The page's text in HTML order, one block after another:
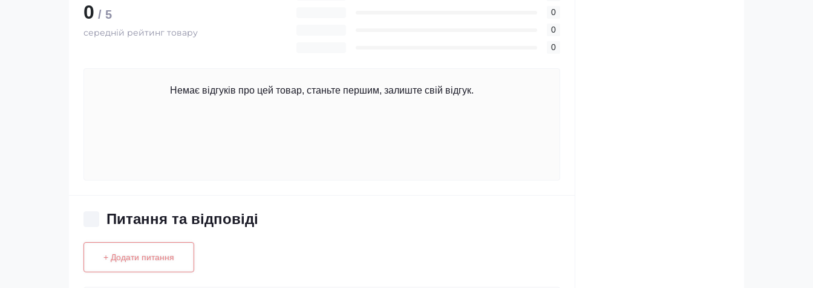
0 / 5
середній рейтинг товару
0
0
0
Немає відгуків про цей товар, станьте першим, залиште свій відгук.
Питання та відповіді
+ Додати питання